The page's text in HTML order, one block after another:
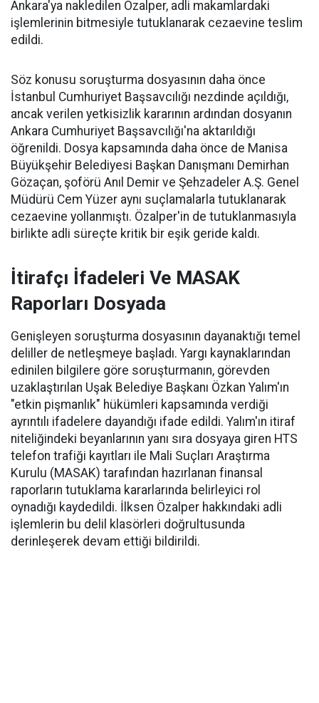
Ankara'ya nakledilen Özalper, adli makamlardaki
işlemlerinin bitmesiyle tutuklanarak cezaevine teslim
edildi.
Söz konusu soruşturma dosyasının daha önce
İstanbul Cumhuriyet Başsavcılığı nezdinde açıldığı,
ancak verilen yetkisizlik kararının ardından dosyanın
Ankara Cumhuriyet Başsavcılığı'na aktarıldığı
öğrenildi. Dosya kapsamında daha önce de Manisa
Büyükşehir Belediyesi Başkan Danışmanı Demirhan
Gözaçan, şoförü Anıl Demir ve Şehzadeler A.Ş. Genel
Müdürü Cem Yüzer aynı suçlamalarla tutuklanarak
cezaevine yollanmıştı. Özalper'in de tutuklanmasıyla
birlikte adli süreçte kritik bir eşik geride kaldı.
İtirafçı İfadeleri Ve MASAK
Raporları Dosyada
Genişleyen soruşturma dosyasının dayanaktığı temel
deliller de netleşmeye başladı. Yargı kaynaklarından
edinilen bilgilere göre soruşturmanın, görevden
uzaklaştırılan Uşak Belediye Başkanı Özkan Yalım'ın
"etkin pişmanlık" hükümleri kapsamında verdiği
ayrıntılı ifadelere dayandığı ifade edildi. Yalım'ın itiraf
niteliğindeki beyanlarının yanı sıra dosyaya giren HTS
telefon trafiği kayıtları ile Mali Suçları Araştırma
Kurulu (MASAK) tarafından hazırlanan finansal
raporların tutuklama kararlarında belirleyici rol
oynadığı kaydedildi. İlksen Özalper hakkındaki adli
işlemlerin bu delil klasörleri doğrultusunda
derinleşerek devam ettiği bildirildi.